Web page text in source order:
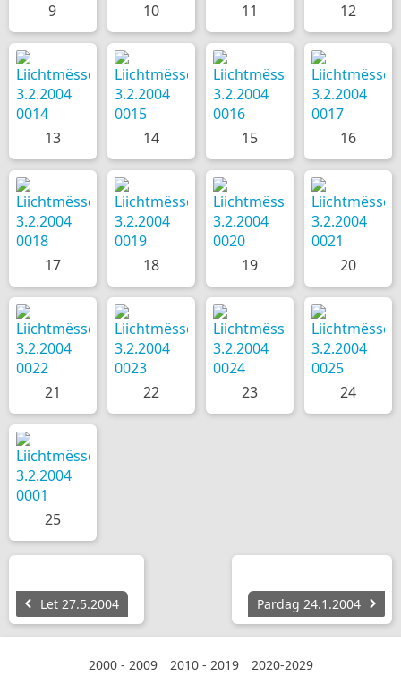
9 10 11 12
13 14 15 16
17 18 19 20
21 22 23 24
25
Let 27.5.2004 Pardag 24.1.2004
2000 - 2009 2010 - 2019 2020-2029